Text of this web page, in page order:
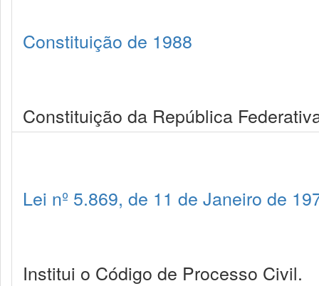
Constituição de 1988
Constituição da República
Lei nº 5.869, de 11 de Janeiro de
Institui o Código de Processo Civil.